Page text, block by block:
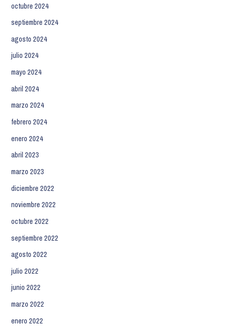
octubre 2024
septiembre 2024
agosto 2024
julio 2024
mayo 2024
abril 2024
marzo 2024
febrero 2024
enero 2024
abril 2023
marzo 2023
diciembre 2022
noviembre 2022
octubre 2022
septiembre 2022
agosto 2022
julio 2022
junio 2022
marzo 2022
enero 2022